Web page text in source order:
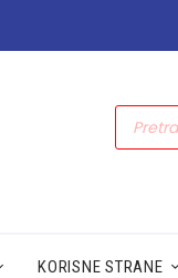
KORISNE STRANE